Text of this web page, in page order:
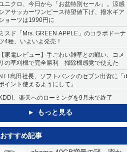
ニクロ、今日から「お盆特別セール」。涼感
アサッカーワンピース待望値下げ、撥水ギア
ョーツは1990円に
スド「Mrs. GREEN APPLE」のコラボドーナ
4種、いよいよ発売！
家電レビュー】手ごわい雑草との戦い、コメ
の草刈機で完全勝利 掃除機感覚で使えた
島田社長、ソフトバンクのセブン出資に「d
イント使えるようにして」
、楽天へのローミングを9月末で終了
もっと見る
おすすめ記事